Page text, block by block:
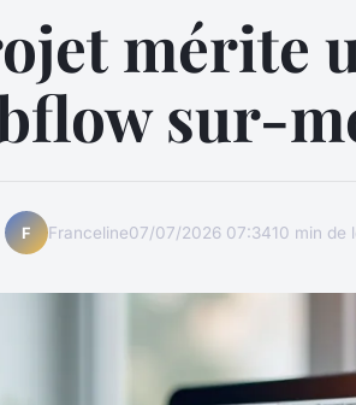
mérite
sur-
F Franceline07/07/2026 07:3410 min de